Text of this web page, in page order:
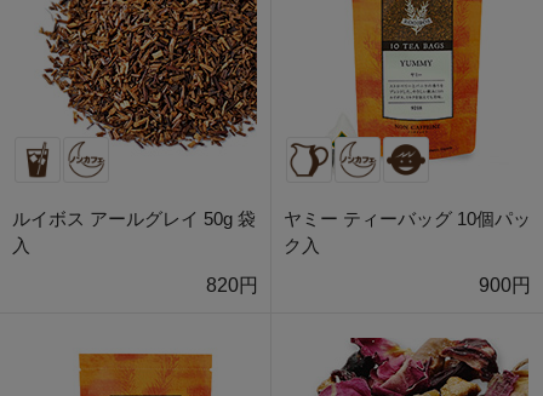
ルイボス アールグレイ 50g 袋
入
820円
ヤミー ティーバッグ 10個パッ
ク入
900円